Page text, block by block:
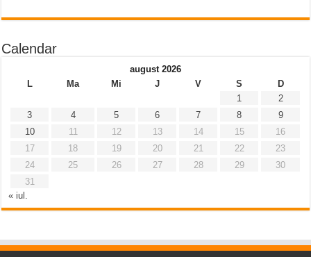
Calendar
august 2026
L
Ma Mi J V S
D
1
2
3
4 5 6 7 8
9
10
11 12 13 14 15
16
17
18 19 20 21 22
23
24
25 26 27 28 29
30
31
« iul.